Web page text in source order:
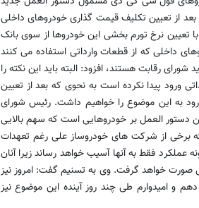
از تعیین تکلیف قیمت گذاری خودروهای داخلی
نرخ تورم بخشی این خودروها از سوی بانک
داخلی که از قطعات وارداتی استفاده می کنند
رقابت هستند، افزود: البته باید این نکته را
ورود پیدا نکرده است به نحوی که بعد از تعیین
به این موضوع را خواهیم داشت. رئیس شورای
دستور العمل بر خودروهایی است که سهم بالایی
برخی از شرکت های خودروساز علی رغم تعهدات
عملکرد فقط به آنها آسیب خواهد رساند زیرا آنان
صورت خواهد گرفت. وی به تسنیم گفت: امروز نیز
و امیدوارم طی چند روز آینده این موضوع نیز